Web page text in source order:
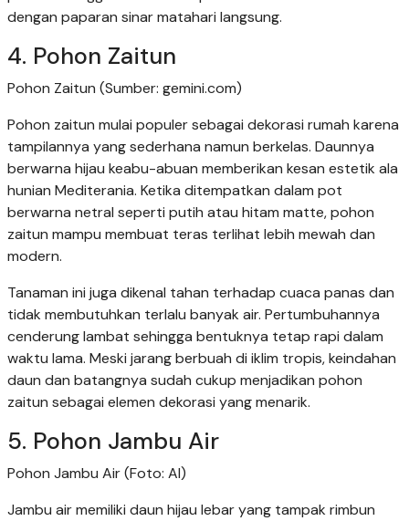
dengan paparan sinar matahari langsung.
4. Pohon Zaitun
Pohon Zaitun (Sumber: gemini.com)
Pohon zaitun mulai populer sebagai dekorasi rumah karena
tampilannya yang sederhana namun berkelas. Daunnya
berwarna hijau keabu-abuan memberikan kesan estetik ala
hunian Mediterania. Ketika ditempatkan dalam pot
berwarna netral seperti putih atau hitam matte, pohon
zaitun mampu membuat teras terlihat lebih mewah dan
modern.
Tanaman ini juga dikenal tahan terhadap cuaca panas dan
tidak membutuhkan terlalu banyak air. Pertumbuhannya
cenderung lambat sehingga bentuknya tetap rapi dalam
waktu lama. Meski jarang berbuah di iklim tropis, keindahan
daun dan batangnya sudah cukup menjadikan pohon
zaitun sebagai elemen dekorasi yang menarik.
5. Pohon Jambu Air
Pohon Jambu Air (Foto: AI)
Jambu air memiliki daun hijau lebar yang tampak rimbun